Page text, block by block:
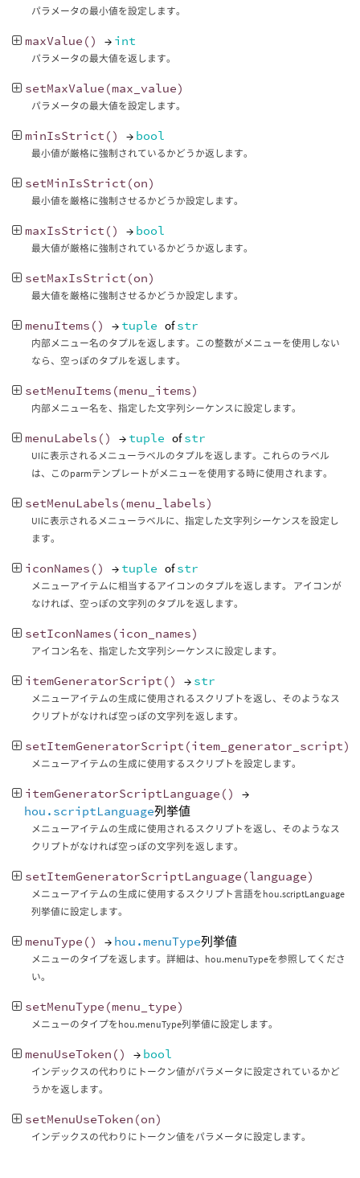
パラメータの最小値を設定します。
maxValue () → int
パラメータの最大値を返します。
setMaxValue (max_value)
パラメータの最大値を設定します。
minIsStrict () → bool
最小値が厳格に強制されているかどうか返します。
setMinIsStrict (on)
最小値を厳格に強制させるかどうか設定します。
maxIsStrict () → bool
最大値が厳格に強制されているかどうか返します。
setMaxIsStrict (on)
最大値を厳格に強制させるかどうか設定します。
menuItems () → tuple ofstr
内部メニュー名のタプルを返します。この整数がメニューを使用しない
なら、空っぽのタプルを返します。
setMenuItems (menu_items)
内部メニュー名を、指定した文字列シーケンスに設定します。
menuLabels () → tuple ofstr
UIに表示されるメニューラベルのタプルを返します。これらのラベル
は、このparmテンプレートがメニューを使用する時に使用されます。
setMenuLabels (menu_labels)
UIに表示されるメニューラベルに、指定した文字列シーケンスを設定し
ます。
iconNames () → tuple ofstr
メニューアイテムに相当するアイコンのタプルを返します。 アイコンが
なければ、空っぽの文字列のタプルを返します。
setIconNames (icon_names)
アイコン名を、指定した文字列シーケンスに設定します。
itemGeneratorScript () → str
メニューアイテムの生成に使用されるスクリプトを返し、そのようなス
クリプトがなければ空っぽの文字列を返します。
setItemGeneratorScript (item_generator_script)
メニューアイテムの生成に使用するスクリプトを設定します。
itemGeneratorScriptLanguage ()
→
hou.scriptLanguage列挙値
メニューアイテムの生成に使用されるスクリプトを返し、そのようなス
クリプトがなければ空っぽの文字列を返します。
setItemGeneratorScriptLanguage (language)
メニューアイテムの生成に使用するスクリプト言語をhou.scriptLanguage
列挙値に設定します。
menuType () → hou.menuType列挙値
メニューのタイプを返します。詳細は、hou.menuTypeを参照してくださ
い。
setMenuType (menu_type)
メニューのタイプをhou.menuType列挙値に設定します。
menuUseToken () → bool
インデックスの代わりにトークン値がパラメータに設定されているかど
うかを返します。
setMenuUseToken (on)
インデックスの代わりにトークン値をパラメータに設定します。